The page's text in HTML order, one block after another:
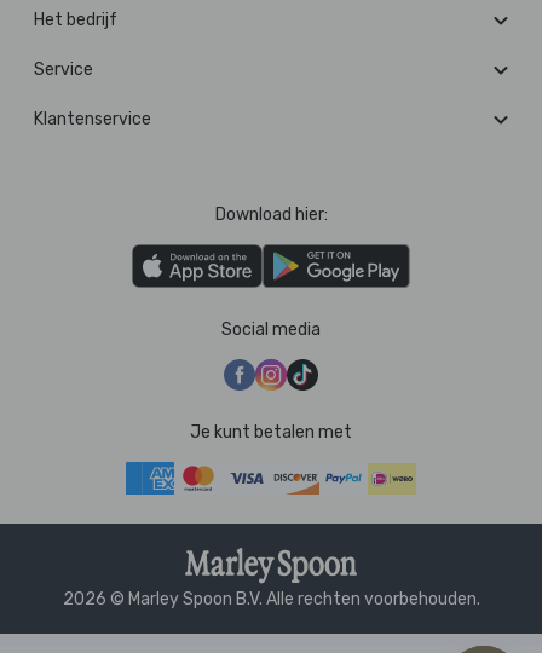
Het bedrijf
Service
Klantenservice
Download hier:
Social media
Je kunt betalen met
2026 © Marley Spoon B.V. Alle rechten voorbehouden.